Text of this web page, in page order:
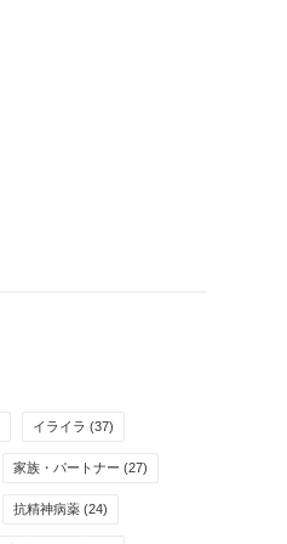
イライラ (37)
家族・パートナー (27)
抗精神病薬 (24)